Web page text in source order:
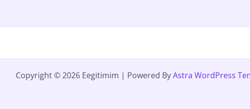
Copyright © 2026 Eegitimim | Powered ByAstra WordPress